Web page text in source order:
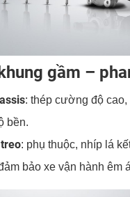
gầm –
: thép cường độ
bền.
: phụ thuộc, nhíp lá
bảo xe vận hành êm